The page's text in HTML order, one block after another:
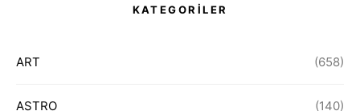
KATEGORİLER
ART (658)
ASTRO (140)